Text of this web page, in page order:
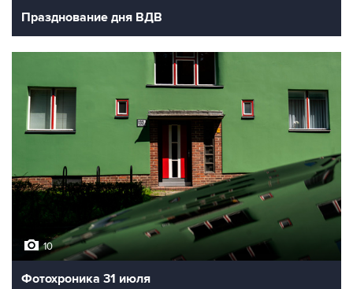
Празднование дня ВДВ
10
Фотохроника 31 июля